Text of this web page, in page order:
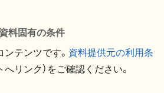
資料固有の条件
テンツです。 資料提供元の利用条
へリンク）をご確認ください。